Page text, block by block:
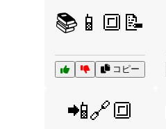
📚📱🔳📝
コピー
📲🔗🔳